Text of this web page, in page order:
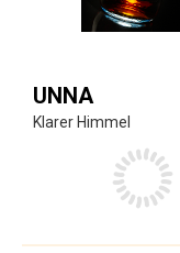
UNNA
Klarer Himmel